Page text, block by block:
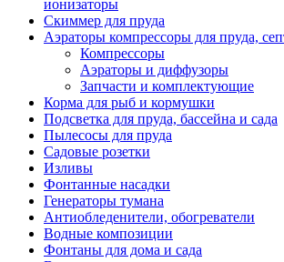
ионизаторы
Скиммер для пруда
Аэраторы компрессоры для пруда,
Компрессоры
Аэраторы и диффузоры
Запчасти и комплектующие
Корма для рыб и кормушки
Подсветка для пруда, бассейна и сада
Пылесосы для пруда
Садовые розетки
Изливы
Фонтанные насадки
Генераторы тумана
Антиобледенители, обогреватели
Водные композиции
Фонтаны для дома и сада